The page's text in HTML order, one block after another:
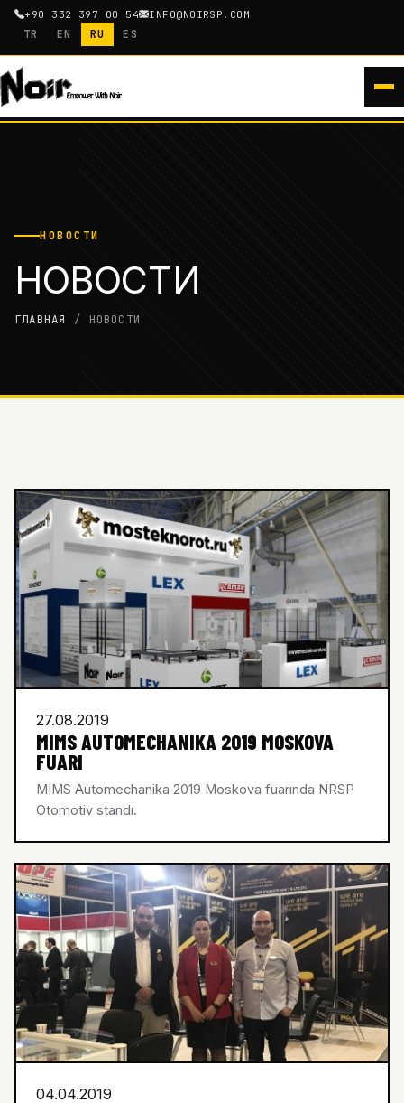
+90 332 397 00 54 INFO@NOIRSP.COM
TR EN RU ES
НОВОСТИ
НОВОСТИ
ГЛАВНАЯ / НОВОСТИ
27.08.2019
MIMS AUTOMECHANIKA 2019 MOSKOVA
FUARI
MIMS Automechanika 2019 Moskova fuarında NRSP
Otomotiv standı.
04.04.2019